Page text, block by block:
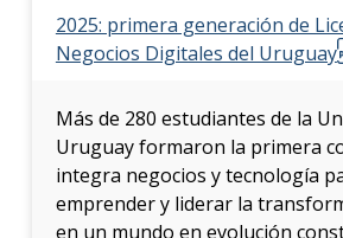
2025: primera generación de
Negocios Digitales del Uruguay
Más de 280 estudiantes de la
Uruguay formaron la primera
integra negocios y tecnología
emprender y liderar la
en un mundo en evolución